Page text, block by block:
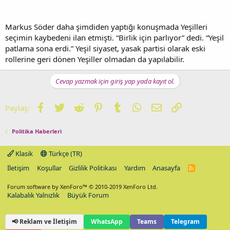
Markus Söder daha şimdiden yaptığı konuşmada Yeşilleri
seçimin kaybedeni ilan etmişti. “Birlik için parlıyor” dedi. “Yeşil
patlama sona erdi.” Yeşil siyaset, yasak partisi olarak eski
rollerine geri dönen Yeşiller olmadan da yapılabilir.
Cevap yazmak için giriş yap yada kayıt ol.
Paylaş: Facebook
TwitterReddit PinterestTumblrWhatsApp
E-postaLink
Politika Haberleri
Klasik
Türkçe (TR)
İletişim
Koşullar Gizlilik Politikası Yardım Anasayfa
R
Forum software by XenForo™ © 2010-2019 XenForo Ltd.
Kalabalık Yalnızlık Büyük Forum
📢 Reklam ve İletişim WhatsApp Teams Telegram